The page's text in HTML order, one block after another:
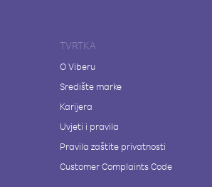
TVRTKA
O Viberu
Središte marke
Karijera
Uvjeti i pravila
Pravila zaštite privatnosti
Customer Complaints Code